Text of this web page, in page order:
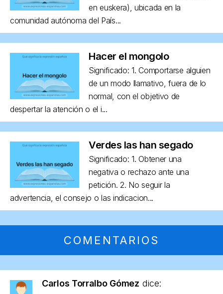
en euskera), ubicada en la
comunidad autónoma del País...
Hacer el mongolo
Significado: 1. Comportarse alguien
de un modo llamativo, fuera de lo
normal, con el objetivo de
despertar la atención o el i...
Verdes las han segado
Significado: 1. Obtener una
negativa o rechazo ante una
petición. 2. No seguir la
advertencia, el consejo o las indicacion...
COMENTARIOS
Carlos Torralbo Gómez dice: